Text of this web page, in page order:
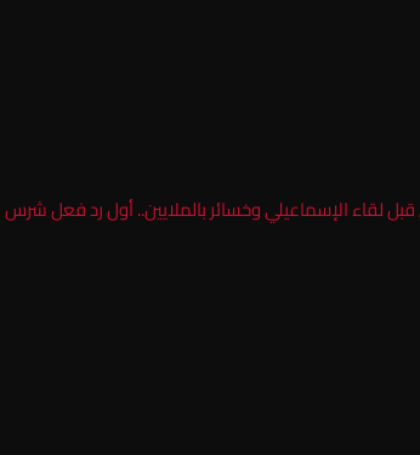
لقاء الإسماعيلي وخسائر بالملايين.. أول رد فعل